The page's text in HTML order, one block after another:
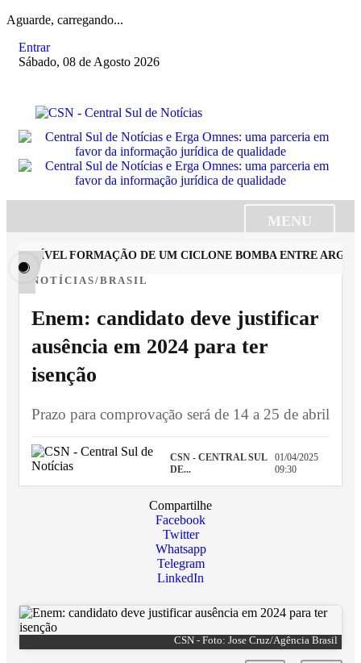
Aguarde, carregando...
Entrar
Sábado, 08 de Agosto 2026
MENU
FORMAÇÃO DE UM CICLONE BOMBA ENTRE
NOTÍCIAS/BRASIL
Enem: candidato deve justificar
ausência em 2024 para ter
isenção
Prazo para comprovação será de 14 a 25 de abril
CSN - CENTRAL SUL
DE...
01/04/2025
09:30
Compartilhe
Facebook
Twitter
Whatsapp
Telegram
LinkedIn
CSN - Foto: Jose Cruz/Agência Brasil